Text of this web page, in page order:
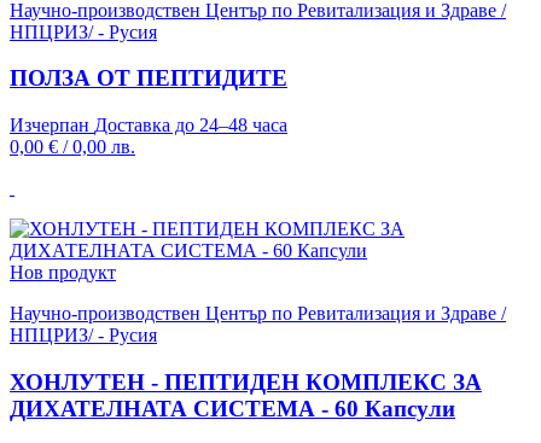
Научно-производствен Център по Ревитализация и Здраве /
НПЦРИЗ/ - Русия
ПОЛЗА ОТ ПЕПТИДИТЕ
Изчерпан Доставка до 24–48 часа
0,00 € / 0,00 лв.
Нов продукт
Научно-производствен Център по Ревитализация и Здраве /
НПЦРИЗ/ - Русия
ХОНЛУТЕН - ПЕПТИДЕН КОМПЛЕКС ЗА
ДИХАТЕЛНАТА СИСТЕМА - 60 Капсули